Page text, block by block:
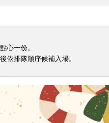
心一份。
依排隊順序候補入場。